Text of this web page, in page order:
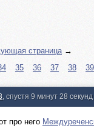
страница→
35 36 37 38 39
, спустя 9 минут 28 секунд
про него